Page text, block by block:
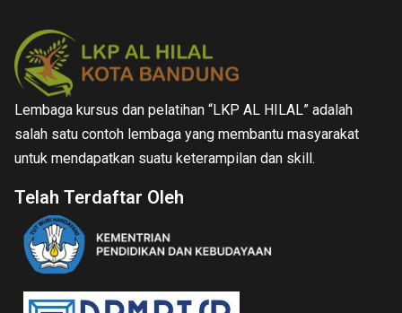
Lembaga kursus dan pelatihan “LKP AL HILAL” adalah
salah satu contoh lembaga yang membantu masyarakat
untuk mendapatkan suatu keterampilan dan skill.
Telah Terdaftar Oleh